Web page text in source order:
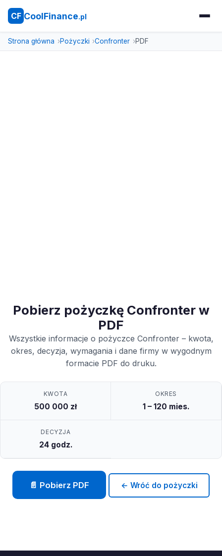
CF CoolFinance.pl
Strona główna Pożyczki Confronter PDF
Pobierz pożyczkę Confronter w
PDF
Wszystkie informacje o pożyczce Confronter – kwota,
okres, decyzja, wymagania i dane firmy w wygodnym
formacie PDF do druku.
KWOTA
500 000 zł
OKRES
1 – 120 mies.
DECYZJA
24 godz.
📄 Pobierz PDF ← Wróć do pożyczki